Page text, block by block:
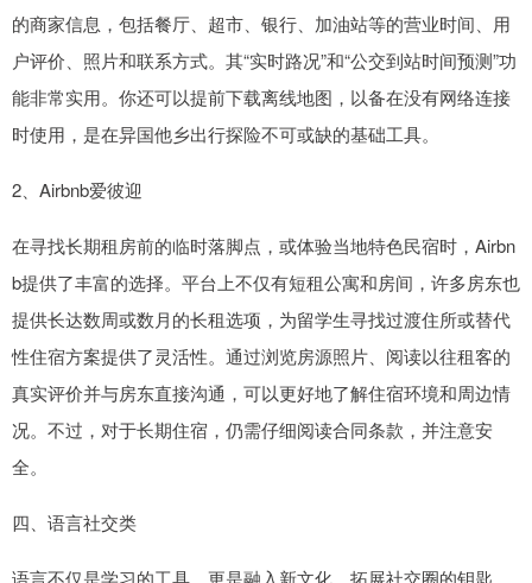
的商家信息，包括餐厅、超市、银行、加油站等的营业时间、用
户评价、照片和联系方式。其“实时路况”和“公交到站时间预测”功
能非常实用。你还可以提前下载离线地图，以备在没有网络连接
时使用，是在异国他乡出行探险不可或缺的基础工具。
2、Airbnb爱彼迎
在寻找长期租房前的临时落脚点，或体验当地特色民宿时，Airbn
b提供了丰富的选择。平台上不仅有短租公寓和房间，许多房东也
提供长达数周或数月的长租选项，为留学生寻找过渡住所或替代
性住宿方案提供了灵活性。通过浏览房源照片、阅读以往租客的
真实评价并与房东直接沟通，可以更好地了解住宿环境和周边情
况。不过，对于长期住宿，仍需仔细阅读合同条款，并注意安
全。
四、语言社交类
语言不仅是学习的工具，更是融入新文化、拓展社交圈的钥匙。